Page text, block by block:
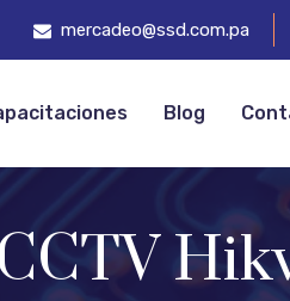
mercadeo@ssd.com.pa
Blog